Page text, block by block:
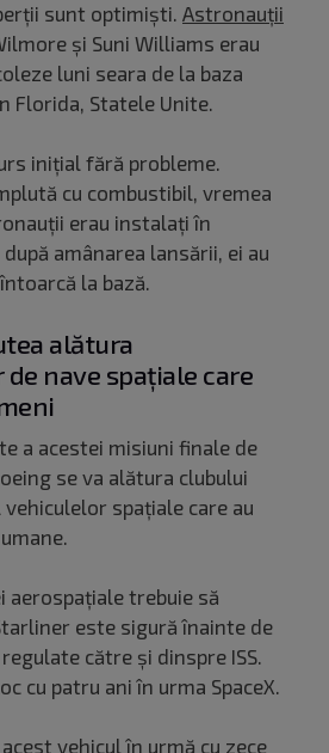
sunt optimiști. Astronauţii
şi Suni Williams erau
luni seara de la baza
Florida, Statele Unite.
iniţial fără probleme.
cu combustibil, vremea
erau instalaţi în
amânarea lansării, ei au
la bază.
alătura
nave spațiale care
a acestei misiuni finale de
se va alătura clubului
spaţiale care au
aerospaţiale trebuie să
este sigură înainte de
către şi dinspre ISS.
cu patru ani în urma SpaceX.
vehicul în urmă cu zece